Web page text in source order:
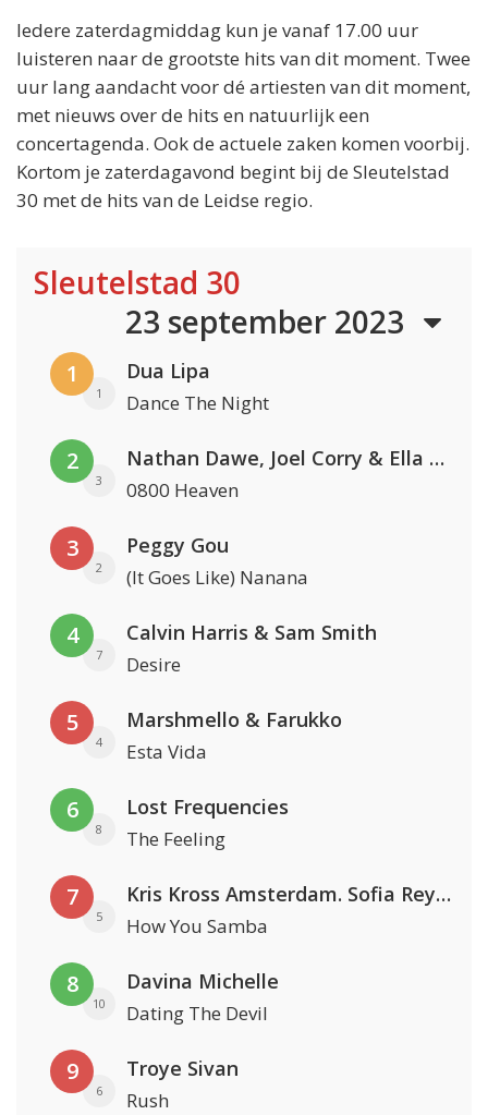
Iedere zaterdagmiddag kun je vanaf 17.00 uur
luisteren naar de grootste hits van dit moment. Twee
uur lang aandacht voor dé artiesten van dit moment,
met nieuws over de hits en natuurlijk een
concertagenda. Ook de actuele zaken komen voorbij.
Kortom je zaterdagavond begint bij de Sleutelstad
30 met de hits van de Leidse regio.
Sleutelstad 30
23 september 2023
1
1
Dua Lipa
Dance The Night
2
3
Nathan Dawe, Joel Corry & Ella Henderson
0800 Heaven
3
2
Peggy Gou
(It Goes Like) Nanana
4
7
Calvin Harris & Sam Smith
Desire
5
4
Marshmello & Farukko
Esta Vida
6
8
Lost Frequencies
The Feeling
7
5
Kris Kross Amsterdam. Sofia Reyes & Tinie Tempah
How You Samba
8
10
Davina Michelle
Dating The Devil
9
6
Troye Sivan
Rush